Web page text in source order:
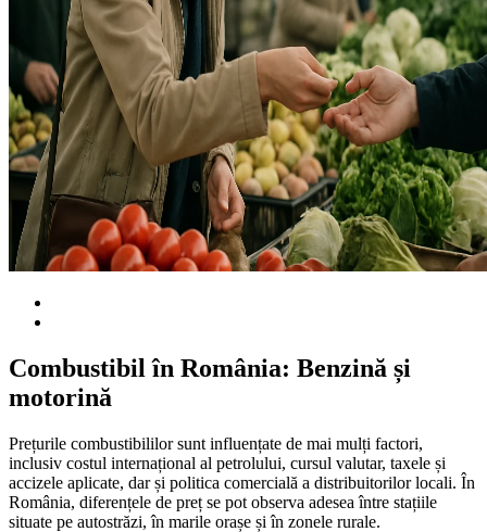
Combustibil în România: Benzină și
motorină
Prețurile combustibililor sunt influențate de mai mulți factori,
inclusiv costul internațional al petrolului, cursul valutar, taxele și
accizele aplicate, dar și politica comercială a distribuitorilor locali. În
România, diferențele de preț se pot observa adesea între stațiile
situate pe autostrăzi, în marile orașe și în zonele rurale.